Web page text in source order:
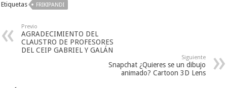
Etiquetas FRIKIPANDI
Previo
AGRADECIMIENTO DEL
CLAUSTRO DE PROFESORES
DEL CEIP GABRIEL Y GALÁN
Siguiente
Snapchat ¿Quieres se un dibujo
animado? Cartoon 3D Lens